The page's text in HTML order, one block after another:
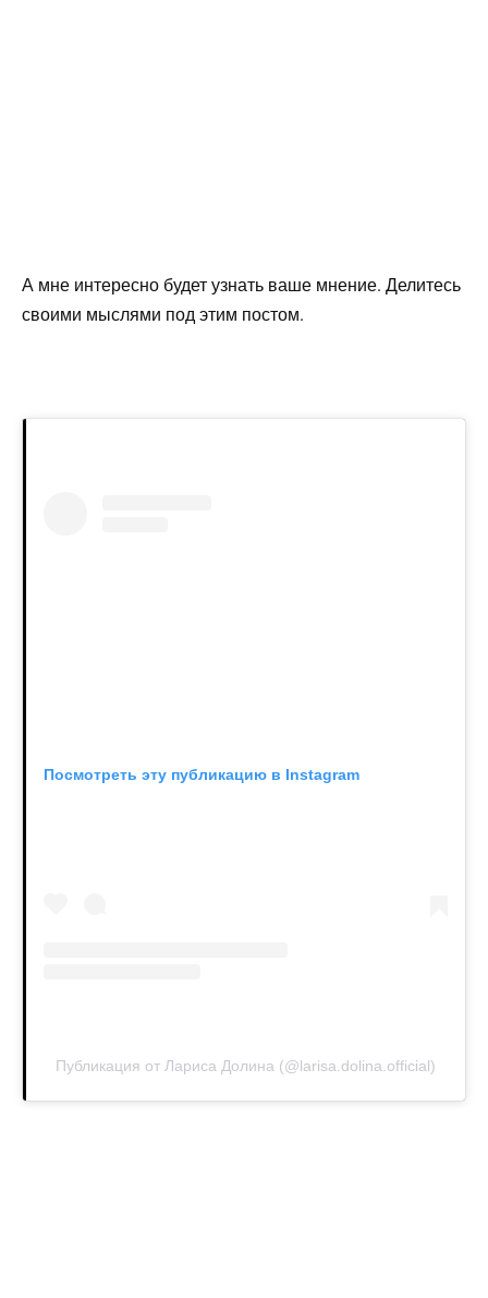
А мне интересно будет узнать ваше мнение. Делитесь
своими мыслями под этим постом.
Посмотреть эту публикацию в Instagram
Публикация от Лариса Долина (@larisa.dolina.official)